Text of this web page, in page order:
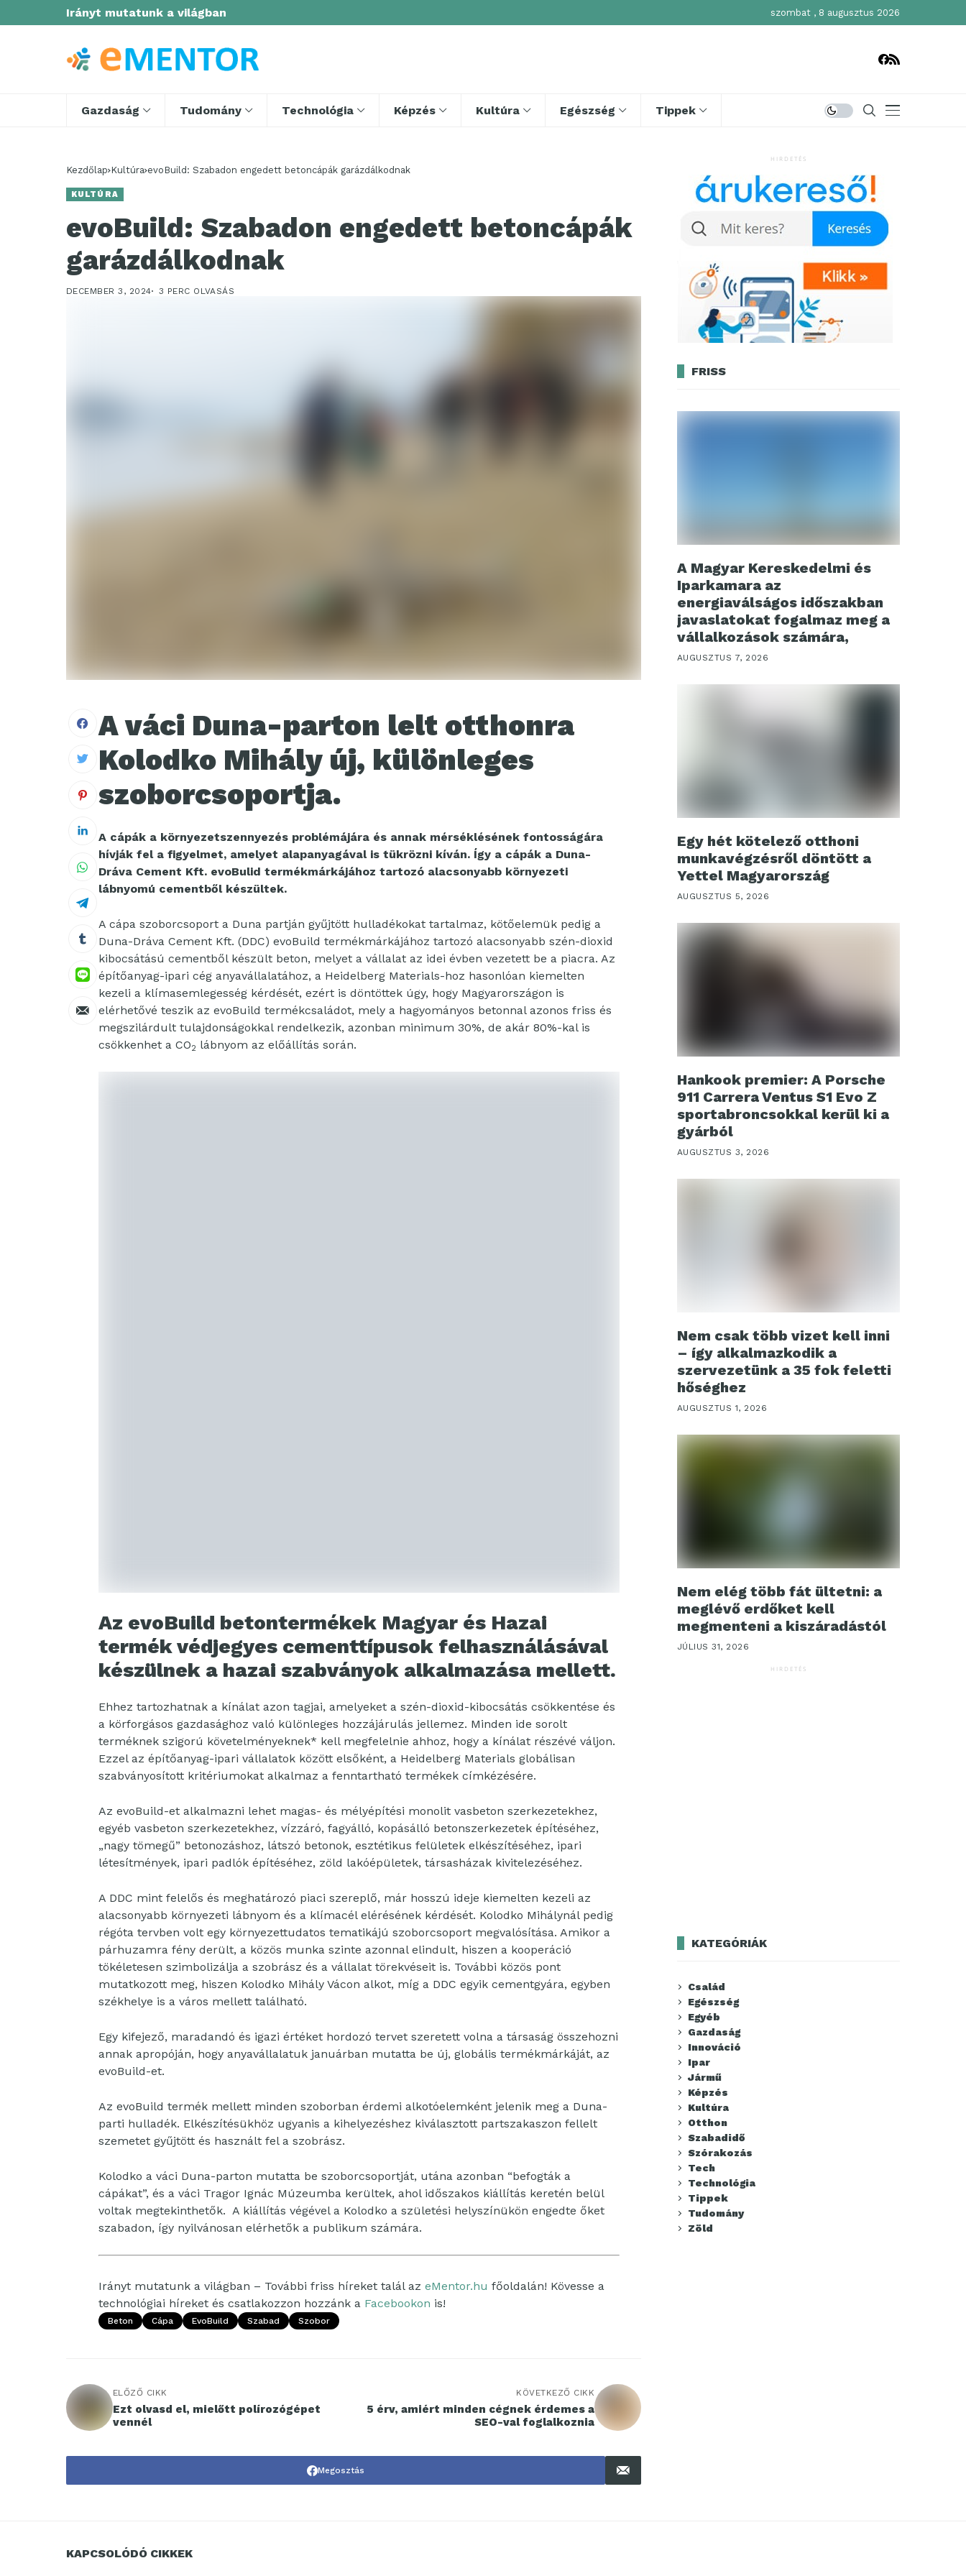
Irányt mutatunk a világban szombat , 8 augusztus 2026
Gazdaság Tudomány Technológia Képzés Kultúra Egészség Tippek
Kezdőlap Kultúra evoBuild: Szabadon engedett betoncápák garázdálkodnak
KULTÚRA
evoBuild: Szabadon engedett betoncápák
garázdálkodnak
DECEMBER 3, 2024 3 PERC OLVASÁS
A váci Duna-parton lelt otthonra
Kolodko Mihály új, különleges
szoborcsoportja.
A cápák a környezetszennyezés problémájára és annak mérséklésének fontosságára
hívják fel a figyelmet, amelyet alapanyagával is tükrözni kíván. Így a cápák a Duna-
Dráva Cement Kft. evoBulid termékmárkájához tartozó alacsonyabb környezeti
lábnyomú cementből készültek.
A cápa szoborcsoport a Duna partján gyűjtött hulladékokat tartalmaz, kötőelemük pedig a
Duna-Dráva Cement Kft. (DDC) evoBuild termékmárkájához tartozó alacsonyabb szén-dioxid
kibocsátású cementből készült beton, melyet a vállalat az idei évben vezetett be a piacra. Az
építőanyag-ipari cég anyavállalatához, a Heidelberg Materials-hoz hasonlóan kiemelten
kezeli a klímasemlegesség kérdését, ezért is döntöttek úgy, hogy Magyarországon is
elérhetővé teszik az evoBuild termékcsaládot, mely a hagyományos betonnal azonos friss és
megszilárdult tulajdonságokkal rendelkezik, azonban minimum 30%, de akár 80%-kal is
csökkenhet a CO2 lábnyom az előállítás során.
Az evoBuild betontermékek Magyar és Hazai
termék védjegyes cementtípusok felhasználásával
készülnek a hazai szabványok alkalmazása mellett.
Ehhez tartozhatnak a kínálat azon tagjai, amelyeket a szén-dioxid-kibocsátás csökkentése és
a körforgásos gazdasághoz való különleges hozzájárulás jellemez. Minden ide sorolt
terméknek szigorú követelményeknek* kell megfelelnie ahhoz, hogy a kínálat részévé váljon.
Ezzel az építőanyag-ipari vállalatok között elsőként, a Heidelberg Materials globálisan
szabványosított kritériumokat alkalmaz a fenntartható termékek címkézésére.
Az evoBuild-et alkalmazni lehet magas- és mélyépítési monolit vasbeton szerkezetekhez,
egyéb vasbeton szerkezetekhez, vízzáró, fagyálló, kopásálló betonszerkezetek építéséhez,
„nagy tömegű” betonozáshoz, látszó betonok, esztétikus felületek elkészítéséhez, ipari
létesítmények, ipari padlók építéséhez, zöld lakóépületek, társasházak kivitelezéséhez.
A DDC mint felelős és meghatározó piaci szereplő, már hosszú ideje kiemelten kezeli az
alacsonyabb környezeti lábnyom és a klímacél elérésének kérdését. Kolodko Mihálynál pedig
régóta tervben volt egy környezettudatos tematikájú szoborcsoport megvalósítása. Amikor a
párhuzamra fény derült, a közös munka szinte azonnal elindult, hiszen a kooperáció
tökéletesen szimbolizálja a szobrász és a vállalat törekvéseit is. További közös pont
mutatkozott meg, hiszen Kolodko Mihály Vácon alkot, míg a DDC egyik cementgyára, egyben
székhelye is a város mellett található.
Egy kifejező, maradandó és igazi értéket hordozó tervet szeretett volna a társaság összehozni
annak apropóján, hogy anyavállalatuk januárban mutatta be új, globális termékmárkáját, az
evoBuild-et.
Az evoBuild termék mellett minden szoborban érdemi alkotóelemként jelenik meg a Duna-
parti hulladék. Elkészítésükhöz ugyanis a kihelyezéshez kiválasztott partszakaszon fellelt
szemetet gyűjtött és használt fel a szobrász.
Kolodko a váci Duna-parton mutatta be szoborcsoportját, utána azonban “befogták a
cápákat”, és a váci Tragor Ignác Múzeumba kerültek, ahol időszakos kiállítás keretén belül
voltak megtekinthetők. A kiállítás végével a Kolodko a születési helyszínükön engedte őket
szabadon, így nyilvánosan elérhetők a publikum számára.
Irányt mutatunk a világban – További friss híreket talál az eMentor.hu főoldalán! Kövesse a
technológiai híreket és csatlakozzon hozzánk a Facebookon is!
Beton Cápa EvoBuild Szabad Szobor
ELŐZŐ CIKK
Ezt olvasd el, mielőtt polírozógépet
vennél
KÖVETKEZŐ CIKK
5 érv, amiért minden cégnek érdemes a
SEO-val foglalkoznia
Megosztás
HIRDETÉS
FRISS
A Magyar Kereskedelmi és
Iparkamara az
energiaválságos időszakban
javaslatokat fogalmaz meg a
vállalkozások számára,
AUGUSZTUS 7, 2026
Egy hét kötelező otthoni
munkavégzésről döntött a
Yettel Magyarország
AUGUSZTUS 5, 2026
Hankook premier: A Porsche
911 Carrera Ventus S1 Evo Z
sportabroncsokkal kerül ki a
gyárból
AUGUSZTUS 3, 2026
Nem csak több vizet kell inni
– így alkalmazkodik a
szervezetünk a 35 fok feletti
hőséghez
AUGUSZTUS 1, 2026
Nem elég több fát ültetni: a
meglévő erdőket kell
megmenteni a kiszáradástól
JÚLIUS 31, 2026
HIRDETÉS
KATEGÓRIÁK
Család
Egészség
Egyéb
Gazdaság
Innováció
Ipar
Jármű
Képzés
Kultúra
Otthon
Szabadidő
Szórakozás
Tech
Technológia
Tippek
Tudomány
Zöld
KAPCSOLÓDÓ CIKKEK